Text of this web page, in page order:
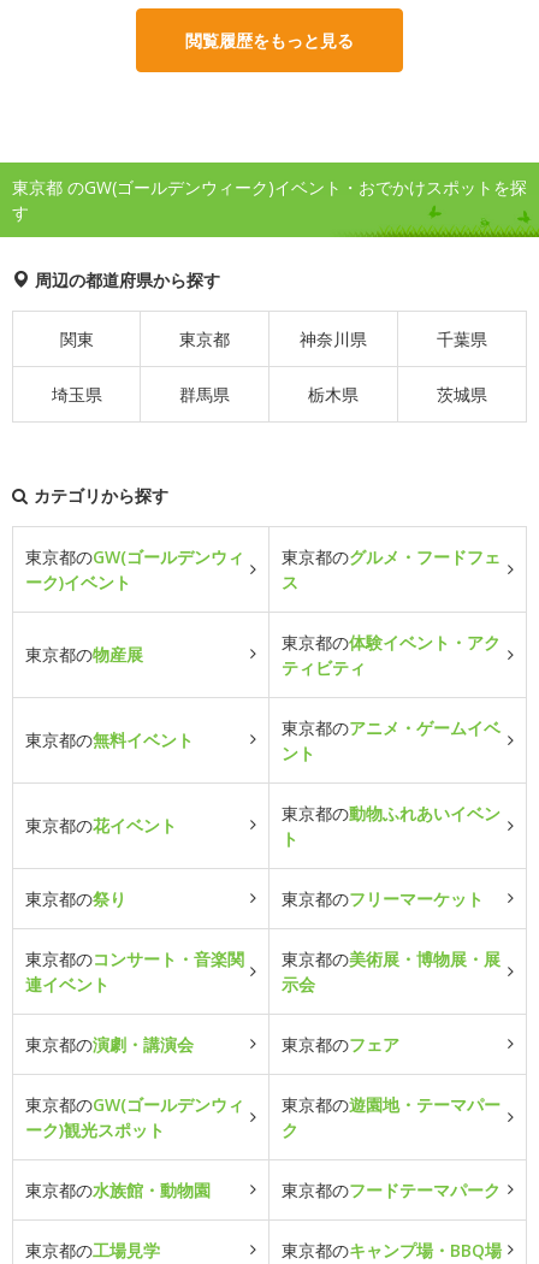
閲覧履歴をもっと見る
東京都 のGW(ゴールデンウィーク)イベント・おでかけスポットを探
す
周辺の都道府県から探す
関東 東京都 神奈川県 千葉県
埼玉県 群馬県 栃木県 茨城県
カテゴリから探す
東京都のGW(ゴールデンウィ
ーク)イベント
東京都のグルメ・フードフェ
ス
東京都の物産展
東京都の体験イベント・アク
ティビティ
東京都の無料イベント
東京都のアニメ・ゲームイベ
ント
東京都の花イベント
東京都の動物ふれあいイベン
ト
東京都の祭り 東京都のフリーマーケット
東京都のコンサート・音楽関
連イベント
東京都の美術展・博物展・展
示会
東京都の演劇・講演会 東京都のフェア
東京都のGW(ゴールデンウィ
ーク)観光スポット
東京都の遊園地・テーマパー
ク
東京都の水族館・動物園 東京都のフードテーマパーク
東京都の工場見学 東京都のキャンプ場・BBQ場